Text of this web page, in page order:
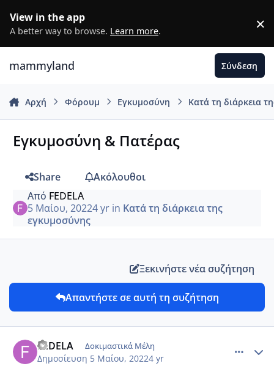
View in the app
A better way to browse. Learn more. ×
mammyland Σύνδεση
Αρχή Φόρουμ Εγκυμοσύνη Κατά τη διάρκεια
Εγκυμοσύνη & Πατέρας
Share
Ακόλουθοι
Από FEDELA
5 Μαίου, 20224 yrin Κατά τη διάρκεια της
εγκυμοσύνης
Ξεκινήστε νέα συζήτηση
Απαντήστε σε αυτή τη συζήτηση
FEDELA Δοκιμαστικά Μέλη
Δημοσίευση 5 Μαίου, 20224 yr